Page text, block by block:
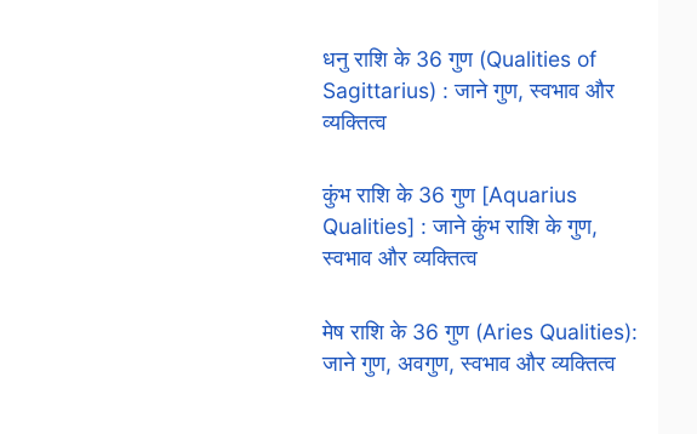
धनु राशि के 36 गुण (Qualities of
Sagittarius) : जाने गुण, स्वभाव और
व्यक्तित्व
कुंभ राशि के 36 गुण [Aquarius
Qualities] : जाने कुंभ राशि के गुण,
स्वभाव और व्यक्तित्व
मेष राशि के 36 गुण (Aries Qualities):
जाने गुण, अवगुण, स्वभाव और व्यक्तित्व